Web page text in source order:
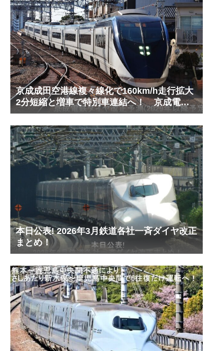
京成成田空港線複々線化で160km/h走行拡大
2分短縮と増車で特別車連結へ！ 京成電鉄
ダイヤ改正予測(2029年以降予定)
本日公表! 2026年3月鉄道各社一斉ダイヤ改正
まとめ！